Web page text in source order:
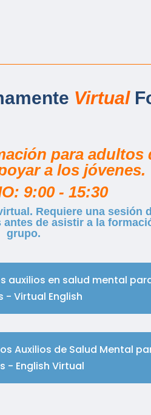
Virtual
para adultos
a los jóvenes.
9:00 - 15:30
Requiere una sesión
de asistir a la
grupo.
auxilios en salud mental
- Virtual English
Auxilios de Salud Mental
- English Virtual